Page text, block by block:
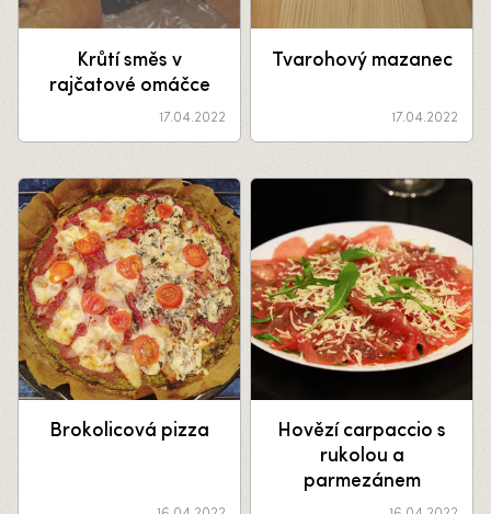
Krůtí směs v
rajčatové omáčce
17.04.2022
Tvarohový mazanec
17.04.2022
Brokolicová pizza
Hovězí carpaccio s
rukolou a
parmezánem